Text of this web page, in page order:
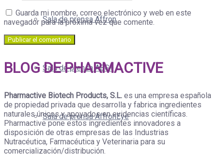
Sala de prensa Affron
Sala de prensa ABG+
Sala de prensa AffronEye
Guarda mi nombre, correo electrónico y web en este
navegador para la próxima vez que comente.
BLOG DE PHARMACTIVE
Pharmactive Biotech Products, S.L. es una empresa española
de propiedad privada que desarrolla y fabrica ingredientes
naturales únicos y apoyados en evidencias científicas.
Pharmactive pone estos ingredientes innovadores a
disposición de otras empresas de las Industrias
Nutracéutica, Farmacéutica y Veterinaria para su
comercialización/distribución.